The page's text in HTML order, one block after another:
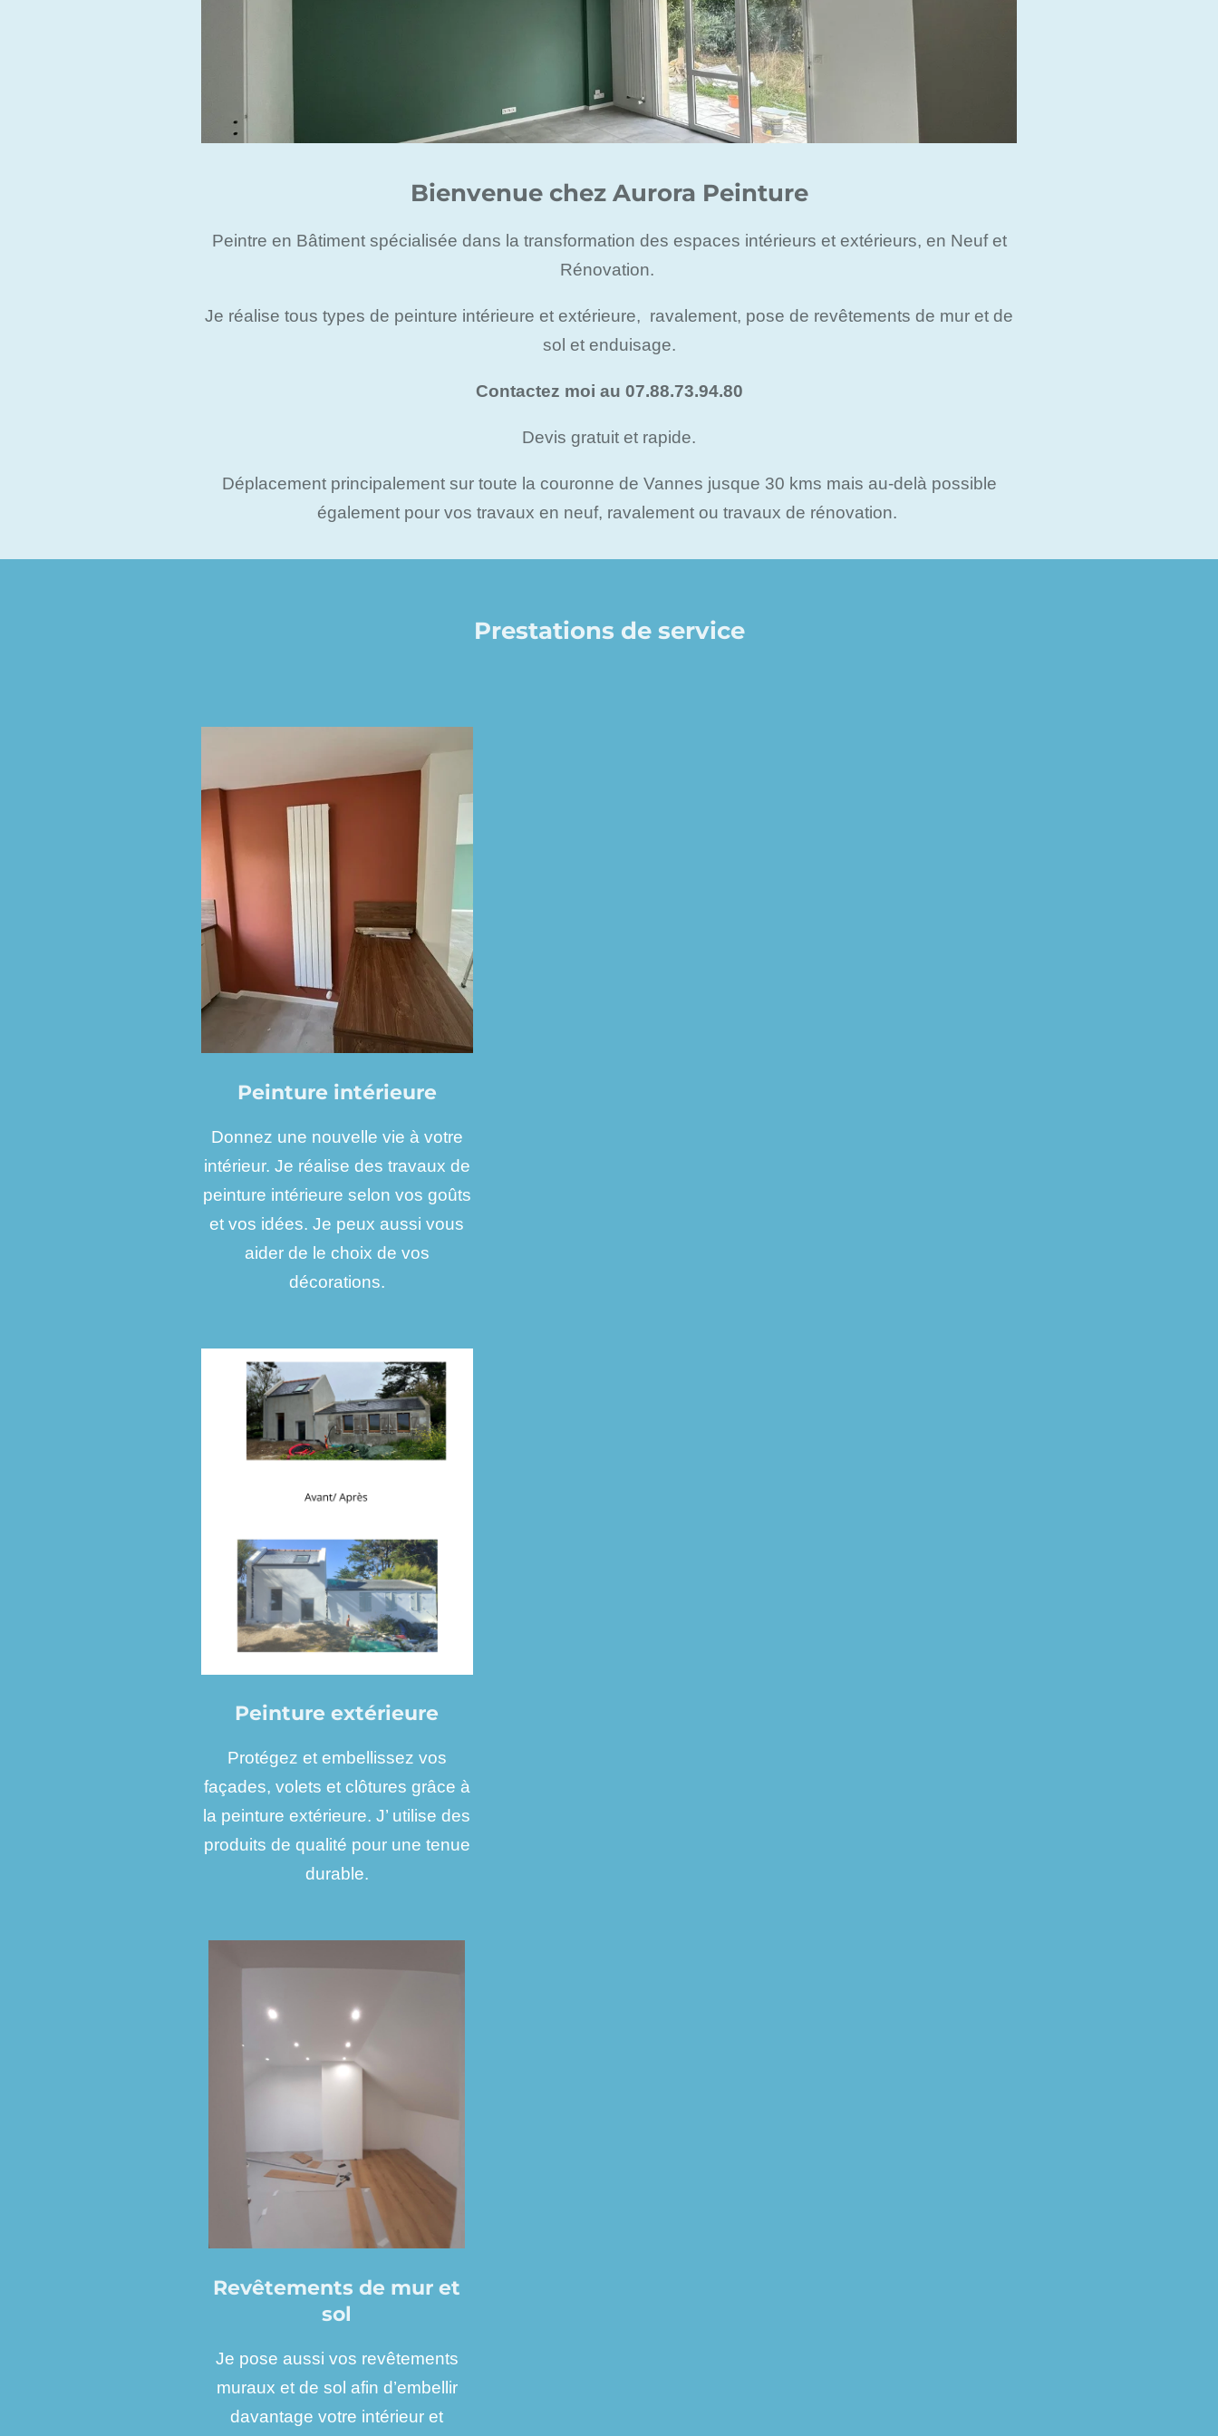
Bienvenue chez Aurora Peinture
Peintre en Bâtiment spécialisée dans la transformation des espaces intérieurs et extérieurs, en Neuf et
Rénovation.
Je réalise tous types de peinture intérieure et extérieure, ravalement, pose de revêtements de mur et de
sol et enduisage.
Contactez moi au 07.88.73.94.80
Devis gratuit et rapide.
Déplacement principalement sur toute la couronne de Vannes jusque 30 kms mais au-delà possible
également pour vos travaux en neuf, ravalement ou travaux de rénovation.
Prestations de service
Peinture intérieure
Donnez une nouvelle vie à votre
intérieur. Je réalise des travaux de
peinture intérieure selon vos goûts
et vos idées. Je peux aussi vous
aider de le choix de vos
décorations.
Peinture extérieure
Protégez et embellissez vos
façades, volets et clôtures grâce à
la peinture extérieure. J’ utilise des
produits de qualité pour une tenue
durable.
Revêtements de mur et
sol
Je pose aussi vos revêtements
muraux et de sol afin d’embellir
davantage votre intérieur et